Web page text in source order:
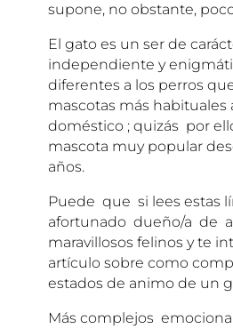
supone, no obstante,
El gato es un ser de
independiente y
diferentes a los perros
mascotas más habituales
doméstico ; quizás por
mascota muy popular
años.
Puede que si lees estas
afortunado dueño/a de
maravillosos felinos y te
artículo sobre como
estados de animo de un
Más complejos